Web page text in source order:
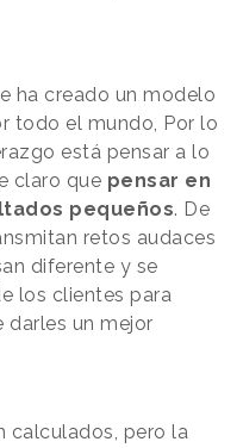
ha creado un modelo
todo el mundo, Por lo
está pensar a lo
claro que pensar en
pequeños. De
retos audaces
diferente y se
los clientes para
darles un mejor
calculados, pero la